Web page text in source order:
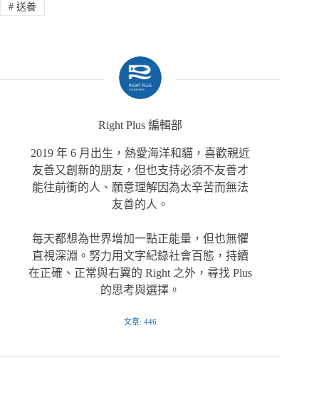
#送養
Right Plus 編輯部
2019 年 6 月出生，熱愛海洋和貓，喜歡親近
友善又創新的朋友，但也支持必須不友善才
能往前衝的人、願意理解因為太辛苦而無法
友善的人。
每天都想為世界增加一點正能量，但也無懼
直視深淵。努力用文字紀錄社會百態，持續
在正確、正常與右翼的 Right 之外，尋找 Plus
的思考與選擇。
文章: 446